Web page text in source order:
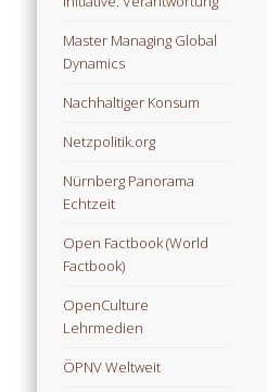
Master Managing Global
Dynamics
Nachhaltiger Konsum
Netzpolitik.org
Nürnberg Panorama
Echtzeit
Open Factbook (World
Factbook)
OpenCulture
Lehrmedien
ÖPNV Weltweit